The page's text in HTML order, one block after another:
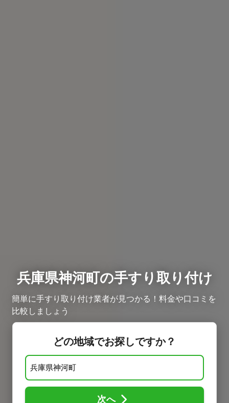
兵庫県神河町の手すり取り付け
簡単に手すり取り付け業者が見つかる！料金や口コミを
比較しましょう
どの地域でお探しですか？
次へ